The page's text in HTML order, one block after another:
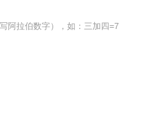
阿拉伯数字），如：三加四=7